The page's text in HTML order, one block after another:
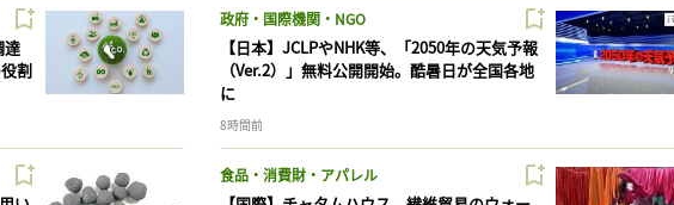
達
割
政府・国際機関・NGO
【日本】JCLPやNHK等、「2050年の天気予報
（Ver.2）」無料公開開始。酷暑日が全国各地
に
8時間前
食品・消費財・アパレル